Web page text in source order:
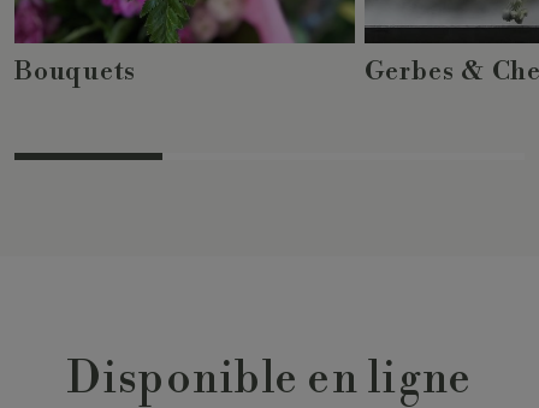
Bouquets Gerbes &
Disponible en ligne